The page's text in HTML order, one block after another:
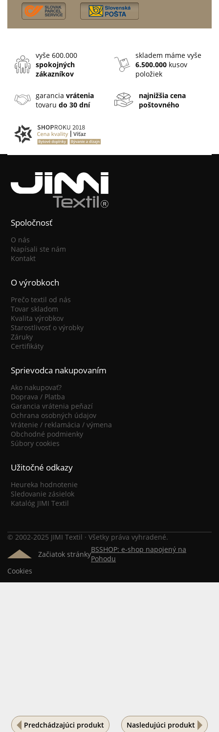
Predchádzajúci produkt Nasledujúci produkt
vyše 600.000
spokojných
zákazníkov
skladem máme vyše
6.500.000 kusov
položiek
garanciavrátenia
tovarudo 30 dní
najnižšia cena
poštovného
Spoločnosť
O nás
Napísali ste nám
Kontakt
O výrobkoch
Prečo textil od nás
Tovar skladom
Kvalita výrobkov
Starostlivosť o výrobky
Záruky
Certifikáty
Sprievodca nakupovaním
Ako nakupovať?
Doprava / Platba
Garancia vrátenia peňazí
Ochrana osobných údajov
Vrátenie / reklamácia / výmena
Obchodné podmienky
Súbory cookies
Užitočné odkazy
Heureka hodnotenie
Sledovanie zásielok
Katalóg JIMI Textil
© 2002-2025 JIMI Textil · Všetky práva vyhradené.
Začiatok stránkyBSSHOP: e-shop napojený na
Pohodu
Cookies